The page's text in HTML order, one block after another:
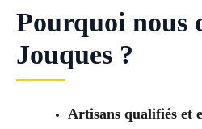
Pourquoi nous
Jouques ?
Artisans qualifiés et